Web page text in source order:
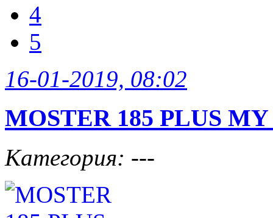
4
5
16-01-2019, 08:02
MOSTER 185 PLUS MY
Категория: ---